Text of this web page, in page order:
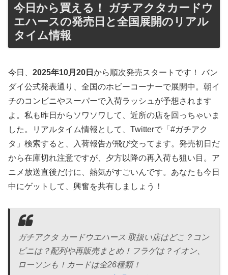
今日から買える！ ガチアクタカードウ
エハースの発売日と全国展開のリアル
タイム情報
今日、 2025年10月20日 から順次発売スタートです！ バン
ダイ公式発表通り、全国のホビーコーナーで展開中。朝イ
チのコンビニやスーパーで入荷ラッシュが予想されます
よ。私も昨日からソワソワして、近所の店を回っちゃいま
した。リアルタイム情報として、Twitterで「#ガチアク
タ」検索すると、入荷報告が飛び交ってます。発売初日だ
から在庫切れ注意ですが、夕方以降の再入荷も狙い目。ア
ニメ放送直後だけに、熱気がすごいんです。あなたも今日
中にゲットして、興奮を共有しましょう！
ガチアクタ カードウエハース 取扱い店はどこ？コン
ビニは？配列や再販売まとめ！フラゲは？イオン、
ローソンも！カードは全26種類！